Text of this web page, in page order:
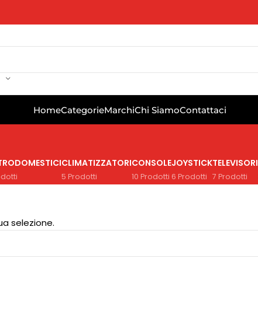
HomeCategorieMarchiChi SiamoContattaci
CLIMATIZZATORI
5 Prodotti
CONSOLE
10 Prodotti
JOYSTICK
6 Prodotti
TELEVISORI
7 Prodotti
selezione.